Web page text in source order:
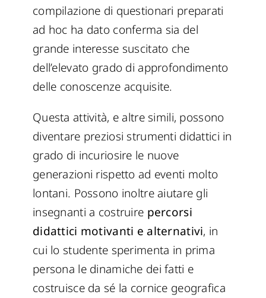
compilazione di questionari preparati
ad hoc ha dato conferma sia del
grande interesse suscitato che
dell’elevato grado di approfondimento
delle conoscenze acquisite.
Questa attività, e altre simili, possono
diventare preziosi strumenti didattici in
grado di incuriosire le nuove
generazioni rispetto ad eventi molto
lontani. Possono inoltre aiutare gli
insegnanti a costruire percorsi
didattici motivanti e alternativi, in
cui lo studente sperimenta in prima
persona le dinamiche dei fatti e
costruisce da sé la cornice geografica